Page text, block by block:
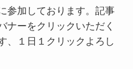
参加しております。記事
ナーをクリックいただく
、１日１クリックよろし